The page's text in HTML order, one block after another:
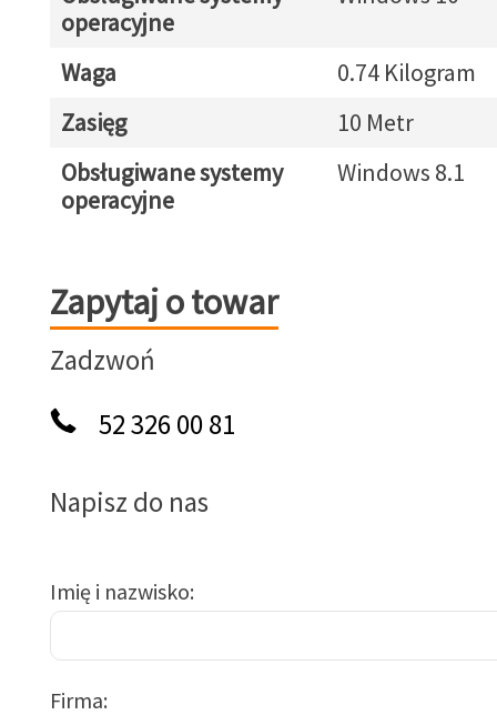
operacyjne
Waga
0.74 Kilogram
Zasięg
10 Metr
Obsługiwane systemy
operacyjne
Windows 8.1
Zapytaj o towar
Zapytaj o towar
Zadzwoń
52 326 00 81
Napisz do nas
Imię i nazwisko
Firma